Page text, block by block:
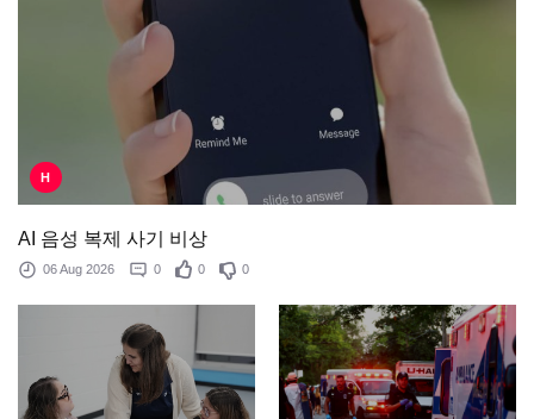
H
AI 음성 복제 사기 비상
06 Aug 2026 0 0 0